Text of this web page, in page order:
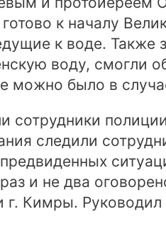
к началу
к воде. Также
воду, смогли
можно было в
сотрудники
следили
и не два
Кимры.